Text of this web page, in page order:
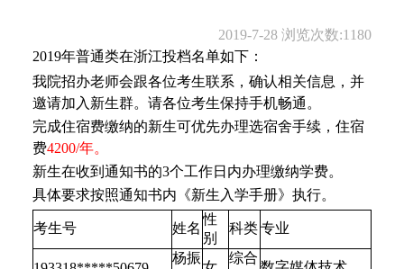
2019-7-28浏览次数:1180
2019年普通类在浙江投档名单如下：
我院招办老师会跟各位考生联系，确认相关信息，并
邀请加入新生群。请各位考生保持手机畅通。
完成住宿费缴纳的新生可优先办理选宿舍手续，住宿
费4200/年。
新生在收到通知书的3个工作日内办理缴纳学费。
具体要求按照通知书内《新生入学手册》执行。
考生号 姓名
性
别
科类专业
杨振
综合